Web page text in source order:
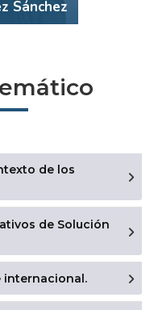
Sánchez
de los
de Solución
internacional.